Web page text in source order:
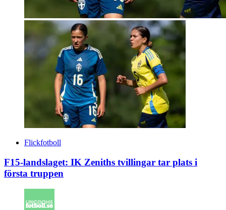
Flickfotboll
F15-landslaget: IK Zeniths tvillingar tar plats i
första truppen